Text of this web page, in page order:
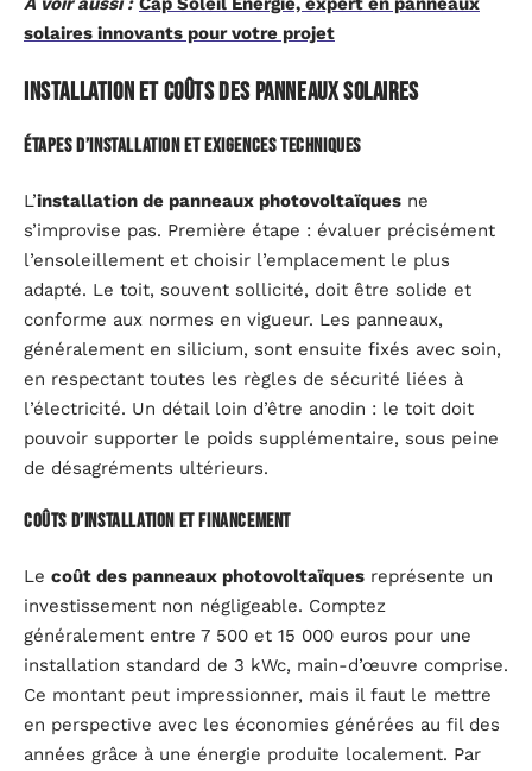
solaires innovants pour votre projet
Installation et coûts des panneaux solaires
Étapes d’installation et exigences techniques
L’installation de panneaux photovoltaïques ne
s’improvise pas. Première étape : évaluer précisément
l’ensoleillement et choisir l’emplacement le plus
adapté. Le toit, souvent sollicité, doit être solide et
conforme aux normes en vigueur. Les panneaux,
généralement en silicium, sont ensuite fixés avec soin,
en respectant toutes les règles de sécurité liées à
l’électricité. Un détail loin d’être anodin : le toit doit
pouvoir supporter le poids supplémentaire, sous peine
de désagréments ultérieurs.
Coûts d’installation et financement
Le coût des panneaux photovoltaïques représente un
investissement non négligeable. Comptez
généralement entre 7 500 et 15 000 euros pour une
installation standard de 3 kWc, main-d’œuvre comprise.
Ce montant peut impressionner, mais il faut le mettre
en perspective avec les économies générées au fil des
années grâce à une énergie produite localement. Par